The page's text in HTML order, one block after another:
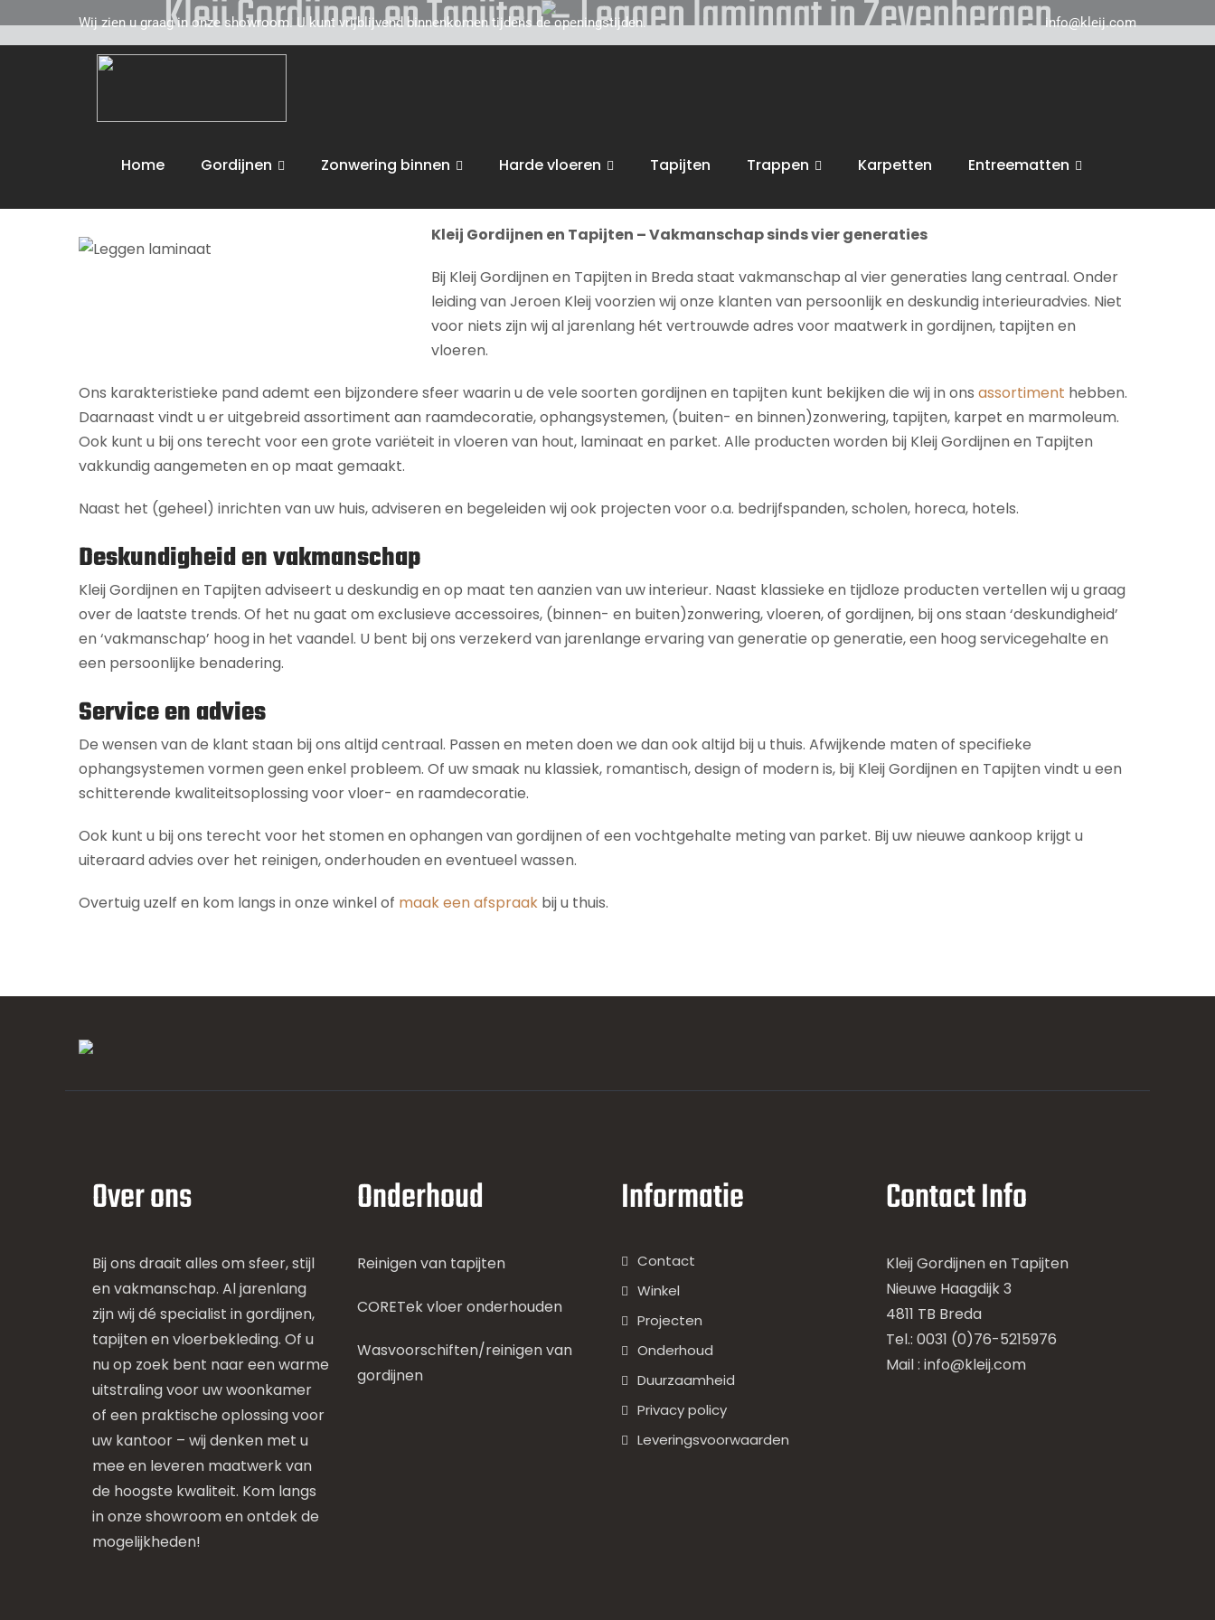
Wij zien u graag in onze showroom. U kunt vrijblijvend binnenkomen tijdens de openingstijden. info@kleij.com
Home Gordijnen Zonwering binnen Harde vloeren Tapijten Trappen Karpetten Entreematten
Kleij Gordijnen en Tapijten – Leggen laminaat in Zevenbergen
Zevenbergentoe. Wij adviseren u vakkundig op het gebied van uw interieur, van raamdecoratie of tapijten, tot zonwering, trappen en vloeren. Wij
Kleij Gordijnen en Tapijten – Vakmanschap sinds vier generaties
Bij Kleij Gordijnen en Tapijten in Breda staat vakmanschap al vier generaties lang centraal. Onder
leiding van Jeroen Kleij voorzien wij onze klanten van persoonlijk en deskundig interieuradvies. Niet
voor niets zijn wij al jarenlang hét vertrouwde adres voor maatwerk in gordijnen, tapijten en
vloeren.
Ons karakteristieke pand ademt een bijzondere sfeer waarin u de vele soorten gordijnen en tapijten kunt bekijken die wij in ons assortiment hebben.
Daarnaast vindt u er uitgebreid assortiment aan raamdecoratie, ophangsystemen, (buiten- en binnen)zonwering, tapijten, karpet en marmoleum.
Ook kunt u bij ons terecht voor een grote variëteit in vloeren van hout, laminaat en parket. Alle producten worden bij Kleij Gordijnen en Tapijten
vakkundig aangemeten en op maat gemaakt.
Naast het (geheel) inrichten van uw huis, adviseren en begeleiden wij ook projecten voor o.a. bedrijfspanden, scholen, horeca, hotels.
Deskundigheid en vakmanschap
Kleij Gordijnen en Tapijten adviseert u deskundig en op maat ten aanzien van uw interieur. Naast klassieke en tijdloze producten vertellen wij u graag
over de laatste trends. Of het nu gaat om exclusieve accessoires, (binnen- en buiten)zonwering, vloeren, of gordijnen, bij ons staan ‘deskundigheid’
en ‘vakmanschap’ hoog in het vaandel. U bent bij ons verzekerd van jarenlange ervaring van generatie op generatie, een hoog servicegehalte en
een persoonlijke benadering.
Service en advies
De wensen van de klant staan bij ons altijd centraal. Passen en meten doen we dan ook altijd bij u thuis. Afwijkende maten of specifieke
ophangsystemen vormen geen enkel probleem. Of uw smaak nu klassiek, romantisch, design of modern is, bij Kleij Gordijnen en Tapijten vindt u een
schitterende kwaliteitsoplossing voor vloer- en raamdecoratie.
Ook kunt u bij ons terecht voor het stomen en ophangen van gordijnen of een vochtgehalte meting van parket. Bij uw nieuwe aankoop krijgt u
uiteraard advies over het reinigen, onderhouden en eventueel wassen.
Overtuig uzelf en kom langs in onze winkel of maak een afspraak bij u thuis.
Over ons
Bij ons draait alles om sfeer, stijl
en vakmanschap. Al jarenlang
zijn wij dé specialist in gordijnen,
tapijten en vloerbekleding. Of u
nu op zoek bent naar een warme
uitstraling voor uw woonkamer
of een praktische oplossing voor
uw kantoor – wij denken met u
mee en leveren maatwerk van
de hoogste kwaliteit. Kom langs
in onze showroom en ontdek de
mogelijkheden!
Onderhoud
Reinigen van tapijten
CORETek vloer onderhouden
Wasvoorschiften/reinigen van
gordijnen
Informatie
Contact
Winkel
Projecten
Onderhoud
Duurzaamheid
Privacy policy
Leveringsvoorwaarden
Contact Info
Kleij Gordijnen en Tapijten
Nieuwe Haagdijk 3
4811 TB Breda
Tel.: 0031 (0)76-5215976
Mail : info@kleij.com